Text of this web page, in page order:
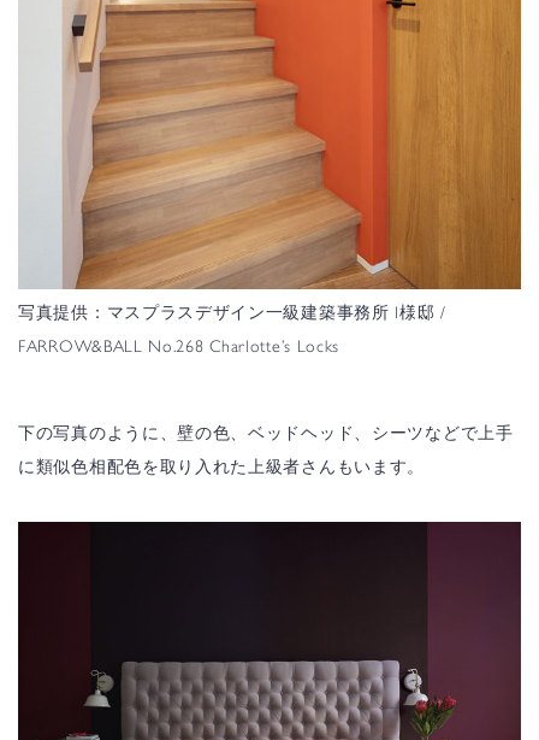
写真提供：マスプラスデザイン一級建築事務所 I様邸 /
FARROW&BALL No.268 Charlotte’s Locks
下の写真のように、壁の色、ベッドヘッド、シーツなどで上手
に類似色相配色を取り入れた上級者さんもいます。